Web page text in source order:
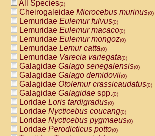
CebidaeCebus nigrivittatus
CebidaeCebus spp.(0)
CebidaeSaimiri boliviensis(0)
CebidaeSaimiri sciureus(0)
AtelidaeAlouatta caraya(0)
AtelidaeAlouatta fusca(0)
AtelidaeAlouatta seniculus(0)
AtelidaeAlouattaspp.(0)
AtelidaeAteles belzebuth(0)
AtelidaeAteles geoffroyi(0)
AtelidaeAteles paniscus(0)
AtelidaeAtelesspp.(0)
AtelidaeLagothrix lagothricha(0)
AtelidaeLagothrix lagothricha cana
PitheciidaeCacajao calvus
All Species(2)
Cheirogaleidae Microcebus murinus(0)
Lemuridae Eulemur fulvus(0)
Lemuridae Eulemur macaco(0)
Lemuridae Eulemur mongoz(0)
Lemuridae Lemur catta(0)
Lemuridae Varecia variegata(0)
Galagidae Galago senegalensis(0)
Galagidae Galago demidovii(0)
Galagidae Otolemur crassicaudatus(0)
Galagidae Galagidae spp.(0)
Loridae Loris tardigradus(0)
Loridae Nycticebus coucang(0)
Loridae Nycticebus pygmaeus(0)
Loridae Perodicticus potto(0)